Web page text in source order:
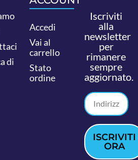
di
Accedi
Vai al
carrello
Stato
ordine
Iscriviti
alla
newsletter
per
rimanere
sempre
aggiornato.
ISCRIVITI
ORA